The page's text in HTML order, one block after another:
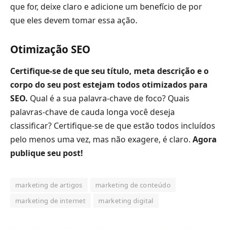
que for, deixe claro e adicione um benefício de por
que eles devem tomar essa ação.
Otimização SEO
Certifique-se de que seu título, meta descrição e o
corpo do seu post estejam todos otimizados para
SEO. Qual é a sua palavra-chave de foco? Quais
palavras-chave de cauda longa você deseja
classificar? Certifique-se de que estão todos incluídos
pelo menos uma vez, mas não exagere, é claro. Agora
publique seu post!
marketing de artigos
marketing de conteúdo
marketing de internet
marketing digital